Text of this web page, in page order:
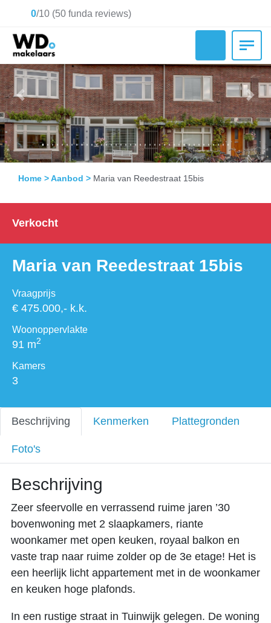
0/10 (50 funda reviews)
Previous
Home >Aanbod > Maria van Reedestraat 15bis
Verkocht
Maria van Reedestraat 15bis
Vraagprijs
€ 475.000,- k.k.
Woonoppervlakte
91 m2
Kamers
3
Beschrijving Kenmerken Plattegronden
Foto's
Beschrijving
Zeer sfeervolle en verrassend ruime jaren ’30
bovenwoning met 2 slaapkamers, riante
woonkamer met open keuken, royaal balkon en
vaste trap naar ruime zolder op de 3e etage! Het is
een heerlijk licht appartement met in de woonkamer
en keuken hoge plafonds.
In een rustige straat in Tuinwijk gelegen. De woning